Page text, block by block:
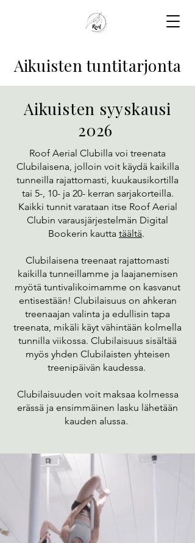
Aikuisten tuntitarjonta
Aikuisten syyskausi
2026
Roof Aerial Clubilla voi treenata
Clubilaisena, jolloin voit käydä kaikilla
tunneilla rajattomasti, kuukausikortilla
tai 5-, 10- ja 20- kerran sarjakorteilla.
Kaikki tunnit varataan itse Roof Aerial
Clubin varausjärjestelmän Digital
Bookerin kautta täältä.
Clubilaisena treenaat rajattomasti
kaikilla tunneillamme ja laajanemisen
myötä tuntivalikoimamme on kasvanut
entisestään! Clubilaisuus on ahkeran
treenaajan valinta ja edullisin tapa
treenata, mikäli käyt vähintään kolmella
tunnilla viikossa. Clubilaisuus sisältää
myös yhden Clubilaisten yhteisen
treenipäivän kaudessa.
Clubilaisuuden voit maksaa kolmessa
erässä ja ensimmäinen lasku lähetään
kauden alussa.